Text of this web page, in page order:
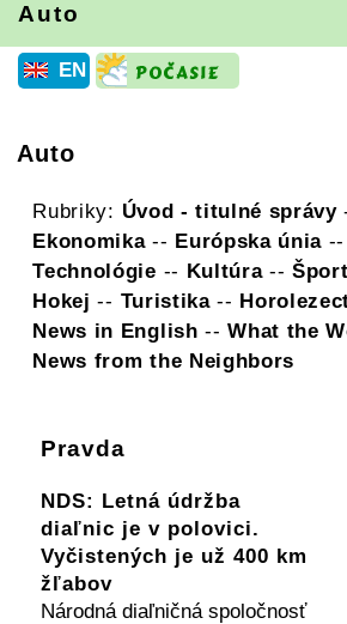
Auto
EN
Auto
Rubriky: Úvod - titulné správy
Ekonomika-- Európska únia--
Technológie -- Kultúra-- Šport
Hokej -- Turistika--
News in English --What the
News from the Neighbors
Pravda
NDS: Letná údržba
diaľnic je v polovici.
Vyčistených je už 400 km
žľabov
Národná diaľničná spoločnosť